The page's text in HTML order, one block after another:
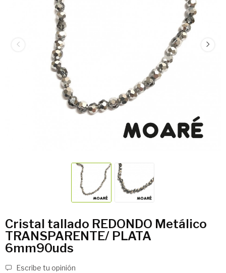
Cristal tallado REDONDO Metálico
TRANSPARENTE/ PLATA
6mm90uds
Escribe tu opinión